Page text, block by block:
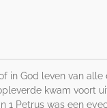
in God leven van alle
kwam voort
1 Petrus was een